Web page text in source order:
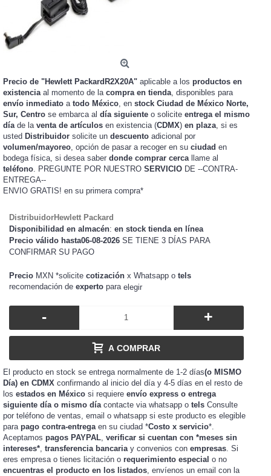
Precio de "Hewlett PackardR2X20A" aplicable a los productos en
existenciaal momento de la compra en tienda, disponibles para
envío inmediato a todo México, en stock Ciudad de México Norte,
Sur, Centro se embarca al día siguiente o solicite entrega el mismo
díade la venta de artículos en existencia (CDMX) en plaza, si es
usted Distribuidor solicite un descuento adicional por
volumen/mayoreo, opción de pasar a recoger en su ciudad en
bodega física, si desea saber donde comprar cercallame al
teléfono. PREGUNTE POR NUESTRO SERVICIO DE --CONTRA-
ENTREGA--
ENVIO GRATIS! en su primera compra*
DistribuidorHewlett Packard
Disponibilidad en almacén: en stock tienda en línea
Precio válido hasta06-08-2026 SE TIENE 3 DÍAS PARA
CONFIRMAR SU PAGO
Precio MXN *solicite cotización x Whatsapp o tels
recomendación de experto para elegir
- +
A COMPRAR
El producto en stock se entrega normalmente de 1-2 días(o MISMO
Día) en CDMX confirmando al inicio del día y 4-5 días en el resto de
los estados en México si requiere envío express o entrega
siguiente día o mismo día contacte via whatsapp o tels Consulte
por teléfono de ventas, email o whatsapp si este producto es elegible
para pago contra-entrega en su ciudad *Costo x servicio*.
Aceptamos pagos PAYPAL verificar si cuentan con *meses sin
intereses* transferencia bancaria y convenios con empresas . Si
eres empresa o tienes licitación o requerimiento especial o no
encuentras el producto en los listados, envíenos un email con la